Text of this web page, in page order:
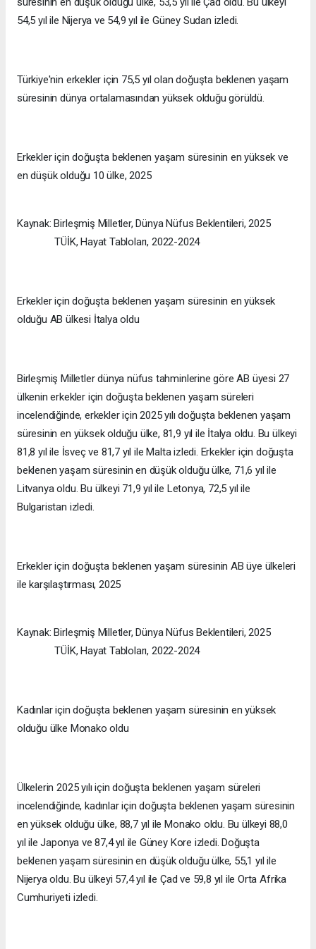
54,5 yıl ile Nijerya ve 54,9 yıl ile Güney Sudan izledi.
Türkiye'nin erkekler için 75,5 yıl olan doğuşta beklenen yaşam
süresinin dünya ortalamasından yüksek olduğu görüldü.
Erkekler için doğuşta beklenen yaşam süresinin en yüksek ve
en düşük olduğu 10 ülke, 2025
Kaynak: Birleşmiş Milletler, Dünya Nüfus Beklentileri, 2025
TÜİK, Hayat Tabloları, 2022-2024
Erkekler için doğuşta beklenen yaşam süresinin en yüksek
olduğu AB ülkesi İtalya oldu
Birleşmiş Milletler dünya nüfus tahminlerine göre AB üyesi 27
ülkenin erkekler için doğuşta beklenen yaşam süreleri
incelendiğinde, erkekler için 2025 yılı doğuşta beklenen yaşam
süresinin en yüksek olduğu ülke, 81,9 yıl ile İtalya oldu. Bu ülkeyi
81,8 yıl ile İsveç ve 81,7 yıl ile Malta izledi. Erkekler için doğuşta
beklenen yaşam süresinin en düşük olduğu ülke, 71,6 yıl ile
Litvanya oldu. Bu ülkeyi 71,9 yıl ile Letonya, 72,5 yıl ile
Bulgaristan izledi.
Erkekler için doğuşta beklenen yaşam süresinin AB üye ülkeleri
ile karşılaştırması, 2025
Kaynak: Birleşmiş Milletler, Dünya Nüfus Beklentileri, 2025
TÜİK, Hayat Tabloları, 2022-2024
Kadınlar için doğuşta beklenen yaşam süresinin en yüksek
olduğu ülke Monako oldu
Ülkelerin 2025 yılı için doğuşta beklenen yaşam süreleri
incelendiğinde, kadınlar için doğuşta beklenen yaşam süresinin
en yüksek olduğu ülke, 88,7 yıl ile Monako oldu. Bu ülkeyi 88,0
yıl ile Japonya ve 87,4 yıl ile Güney Kore izledi. Doğuşta
beklenen yaşam süresinin en düşük olduğu ülke, 55,1 yıl ile
Nijerya oldu. Bu ülkeyi 57,4 yıl ile Çad ve 59,8 yıl ile Orta Afrika
Cumhuriyeti izledi.